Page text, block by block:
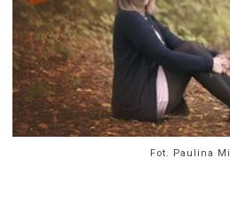
Fot. Paulina